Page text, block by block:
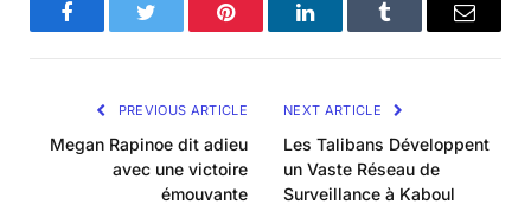
FacebookTwitter Pinterest LinkedInTumblr Email
PREVIOUS ARTICLE
Megan Rapinoe dit adieu
avec une victoire
émouvante
NEXT ARTICLE
Les Talibans Développent
un Vaste Réseau de
Surveillance à Kaboul